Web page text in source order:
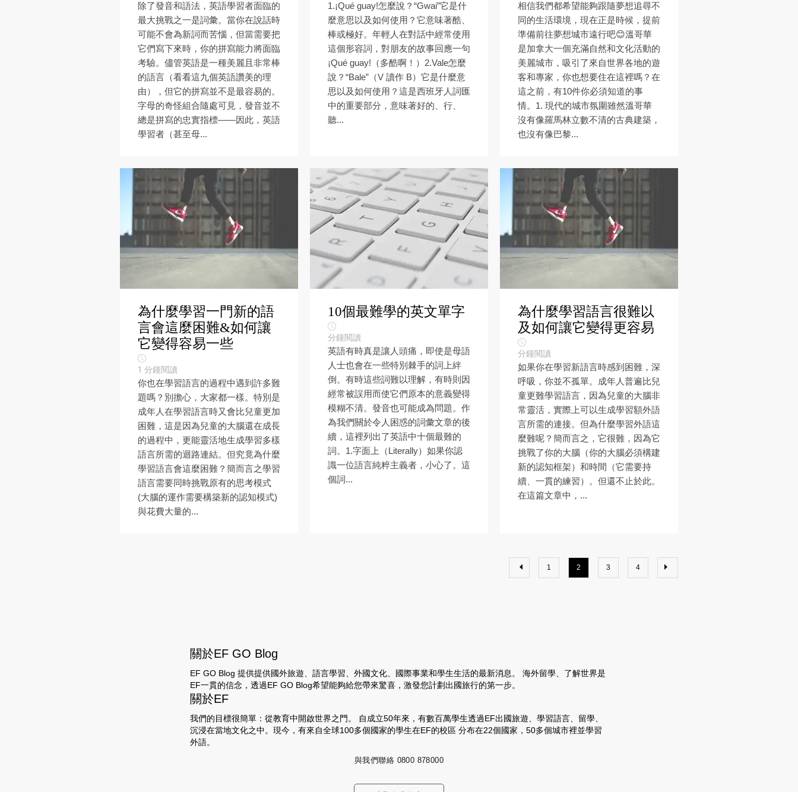
除了發音和語法，英語學習者面臨的
最大挑戰之一是詞彙。當你在說話時
可能不會為新詞而苦惱，但當需要把
它們寫下來時，你的拼寫能力將面臨
考驗。儘管英語是一種美麗且非常棒
的語言（看看這九個英語讚美的理
由），但它的拼寫並不是最容易的。
字母的奇怪組合隨處可見，發音並不
總是拼寫的忠實指標——因此，英語
學習者（甚至母...
1.¡Qué guay!怎麼說？“Gwai”它是什
麼意思以及如何使用？它意味著酷、
棒或極好。年輕人在對話中經常使用
這個形容詞，對朋友的故事回應一句
¡Qué guay!（多酷啊！）2.Vale怎麼
說？“Bale”（V 讀作 B）它是什麼意
思以及如何使用？這是西班牙人詞匯
中的重要部分，意味著好的、行、
聽...
相信我們都希望能夠跟隨夢想追尋不
同的生活環境，現在正是時候，提前
準備前往夢想城市遠行吧😊溫哥華
是加拿大一個充滿自然和文化活動的
美麗城市，吸引了來自世界各地的遊
客和專家，你也想要住在這裡嗎？在
這之前，有10件你必須知道的事
情。1. 現代的城市氛圍雖然溫哥華
沒有像羅馬林立數不清的古典建築，
也沒有像巴黎...
為什麼學習一門新的語
言會這麼困難&如何讓
它變得容易一些
1 分鐘閱讀
你也在學習語言的過程中遇到許多難
題嗎？別擔心，大家都一樣。特別是
成年人在學習語言時又會比兒童更加
困難，這是因為兒童的大腦還在成長
的過程中，更能靈活地生成學習多樣
語言所需的迴路連結。但究竟為什麼
學習語言會這麼困難？簡而言之學習
語言需要同時挑戰原有的思考模式
(大腦的運作需要構築新的認知模式)
與花費大量的...
10個最難學的英文單字
分鐘閱讀
英語有時真是讓人頭痛，即使是母語
人士也會在一些特別棘手的詞上絆
倒。有時這些詞難以理解，有時則因
經常被誤用而使它們原本的意義變得
模糊不清。發音也可能成為問題。作
為我們關於令人困惑的詞彙文章的後
續，這裡列出了英語中十個最難的
詞。1.字面上（Literally）如果你認
識一位語言純粹主義者，小心了。這
個詞...
為什麼學習語言很難以
及如何讓它變得更容易
分鐘閱讀
如果你在學習新語言時感到困難，深
呼吸，你並不孤單。成年人普遍比兒
童更難學習語言，因為兒童的大腦非
常靈活，實際上可以生成學習額外語
言所需的連接。但為什麼學習外語這
麼難呢？簡而言之，它很難，因為它
挑戰了你的大腦（你的大腦必須構建
新的認知框架）和時間（它需要持
續、一貫的練習）。但還不止於此。
在這篇文章中，...
1 2 3 4
關於EF GO Blog
EF GO Blog 提供提供國外旅遊、語言學習、外國文化、國際事業和學生生活的最新消息。 海外留學、了解世界是
EF一貫的信念，透過EF GO Blog希望能夠給您帶來驚喜，激發您計劃出國旅行的第一步。
關於EF
我們的目標很簡單：從教育中開啟世界之門。 自成立50年來，有數百萬學生透過EF出國旅遊、學習語言、留學、
沉浸在當地文化之中。現今，有來自全球100多個國家的學生在EF的校區 分布在22個國家，50多個城市裡並學習
外語。
與我們聯絡 0800 878000